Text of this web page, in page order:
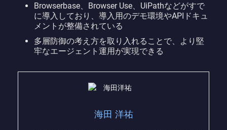
Browserbase、Browser Use、UiPathなどがすで
に導入しており、導入用のデモ環境やAPIドキュ
メントが整備されている
多層防御の考え方を取り入れることで、より堅
牢なエージェント運用が実現できる
海田 洋祐